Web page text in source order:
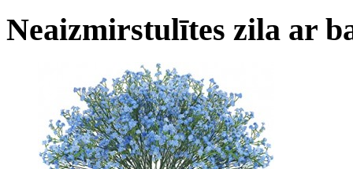
Neaizmirstulītes zila ar